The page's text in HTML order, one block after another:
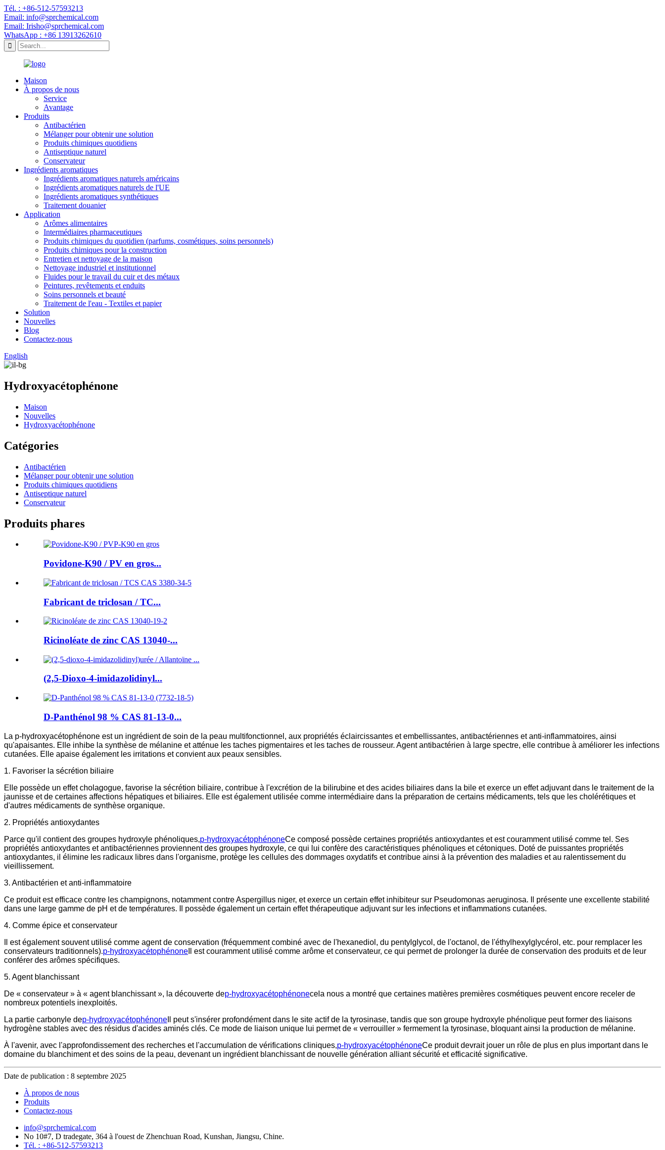
Tél. : +86-512-57593213
Email: info@sprchemical.com
Email: Irisho@sprchemical.com
WhatsApp : +86 13913262610
Maison
À propos de nous
Service
Avantage
Produits
Antibactérien
Mélanger pour obtenir une solution
Produits chimiques quotidiens
Antiseptique naturel
Conservateur
Ingrédients aromatiques
Ingrédients aromatiques naturels américains
Ingrédients aromatiques naturels de l'UE
Ingrédients aromatiques synthétiques
Traitement douanier
Application
Arômes alimentaires
Intermédiaires pharmaceutiques
Produits chimiques du quotidien (parfums, cosmétiques, soins personnels)
Produits chimiques pour la construction
Entretien et nettoyage de la maison
Nettoyage industriel et institutionnel
Fluides pour le travail du cuir et des métaux
Peintures, revêtements et enduits
Soins personnels et beauté
Traitement de l'eau - Textiles et papier
Solution
Nouvelles
Blog
Contactez-nous
English
Hydroxyacétophénone
Maison
Nouvelles
Hydroxyacétophénone
Catégories
Antibactérien
Mélanger pour obtenir une solution
Produits chimiques quotidiens
Antiseptique naturel
Conservateur
Produits phares
Povidone-K90 / PV en gros...
Fabricant de triclosan / TC...
Ricinoléate de zinc CAS 13040-...
(2,5-Dioxo-4-imidazolidinyl...
D-Panthénol 98 % CAS 81-13-0...
La p-hydroxyacétophénone est un ingrédient de soin de la peau multifonctionnel, aux propriétés éclaircissantes et embellissantes, antibactériennes et anti-inflammatoires, ainsi
qu'apaisantes. Elle inhibe la synthèse de mélanine et atténue les taches pigmentaires et les taches de rousseur. Agent antibactérien à large spectre, elle contribue à améliorer les infections
cutanées. Elle apaise également les irritations et convient aux peaux sensibles.
1. Favoriser la sécrétion biliaire
Elle possède un effet cholagogue, favorise la sécrétion biliaire, contribue à l'excrétion de la bilirubine et des acides biliaires dans la bile et exerce un effet adjuvant dans le traitement de la
jaunisse et de certaines affections hépatiques et biliaires. Elle est également utilisée comme intermédiaire dans la préparation de certains médicaments, tels que les cholérétiques et
d'autres médicaments de synthèse organique.
2. Propriétés antioxydantes
Parce qu'il contient des groupes hydroxyle phénoliques,p-hydroxyacétophénoneCe composé possède certaines propriétés antioxydantes et est couramment utilisé comme tel. Ses
propriétés antioxydantes et antibactériennes proviennent des groupes hydroxyle, ce qui lui confère des caractéristiques phénoliques et cétoniques. Doté de puissantes propriétés
antioxydantes, il élimine les radicaux libres dans l'organisme, protège les cellules des dommages oxydatifs et contribue ainsi à la prévention des maladies et au ralentissement du
vieillissement.
3. Antibactérien et anti-inflammatoire
Ce produit est efficace contre les champignons, notamment contre Aspergillus niger, et exerce un certain effet inhibiteur sur Pseudomonas aeruginosa. Il présente une excellente stabilité
dans une large gamme de pH et de températures. Il possède également un certain effet thérapeutique adjuvant sur les infections et inflammations cutanées.
4. Comme épice et conservateur
Il est également souvent utilisé comme agent de conservation (fréquemment combiné avec de l'hexanediol, du pentylglycol, de l'octanol, de l'éthylhexylglycérol, etc. pour remplacer les
conservateurs traditionnels).p-hydroxyacétophénone Il est couramment utilisé comme arôme et conservateur, ce qui permet de prolonger la durée de conservation des produits et de leur
conférer des arômes spécifiques.
5. Agent blanchissant
De « conservateur » à « agent blanchissant », la découverte dep-hydroxyacétophénonecela nous a montré que certaines matières premières cosmétiques peuvent encore receler de
nombreux potentiels inexploités.
La partie carbonyle dep-hydroxyacétophénone Il peut s'insérer profondément dans le site actif de la tyrosinase, tandis que son groupe hydroxyle phénolique peut former des liaisons
hydrogène stables avec des résidus d'acides aminés clés. Ce mode de liaison unique lui permet de « verrouiller » fermement la tyrosinase, bloquant ainsi la production de mélanine.
À l'avenir, avec l'approfondissement des recherches et l'accumulation de vérifications cliniques,p-hydroxyacétophénoneCe produit devrait jouer un rôle de plus en plus important dans le
domaine du blanchiment et des soins de la peau, devenant un ingrédient blanchissant de nouvelle génération alliant sécurité et efficacité significative.
Date de publication : 8 septembre 2025
À propos de nous
Produits
Contactez-nous
info@sprchemical.com
No 10#7, D tradegate, 364 à l'ouest de Zhenchuan Road, Kunshan, Jiangsu, Chine.
Tél. : +86-512-57593213